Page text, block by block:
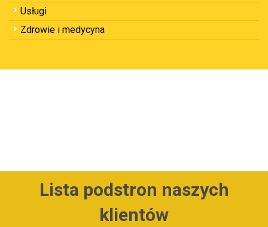
Usługi
Zdrowie i medycyna
Lista podstron naszych
klientów